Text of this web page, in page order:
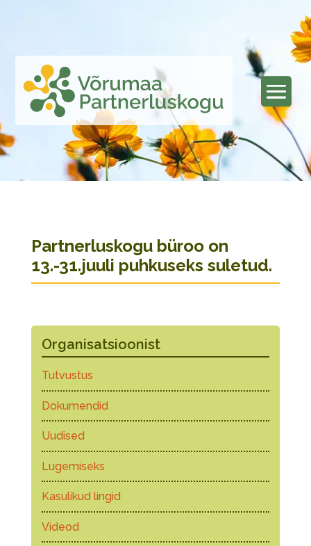
Partnerluskogu büroo on
13.-31.juuli puhkuseks suletud.
Organisatsioonist
Tutvustus
Dokumendid
Uudised
Lugemiseks
Kasulikud lingid
Videod